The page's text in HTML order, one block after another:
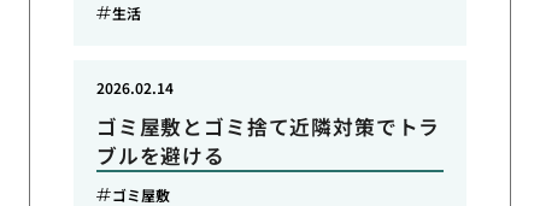
生活
ゴミ屋敷とゴミ捨て近隣対策でトラ
ブルを避ける
2026.02.14
ゴミ屋敷